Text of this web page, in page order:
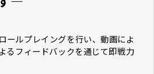
ールプレイングを行い、動画によ
るフィードバックを通じて即戦力